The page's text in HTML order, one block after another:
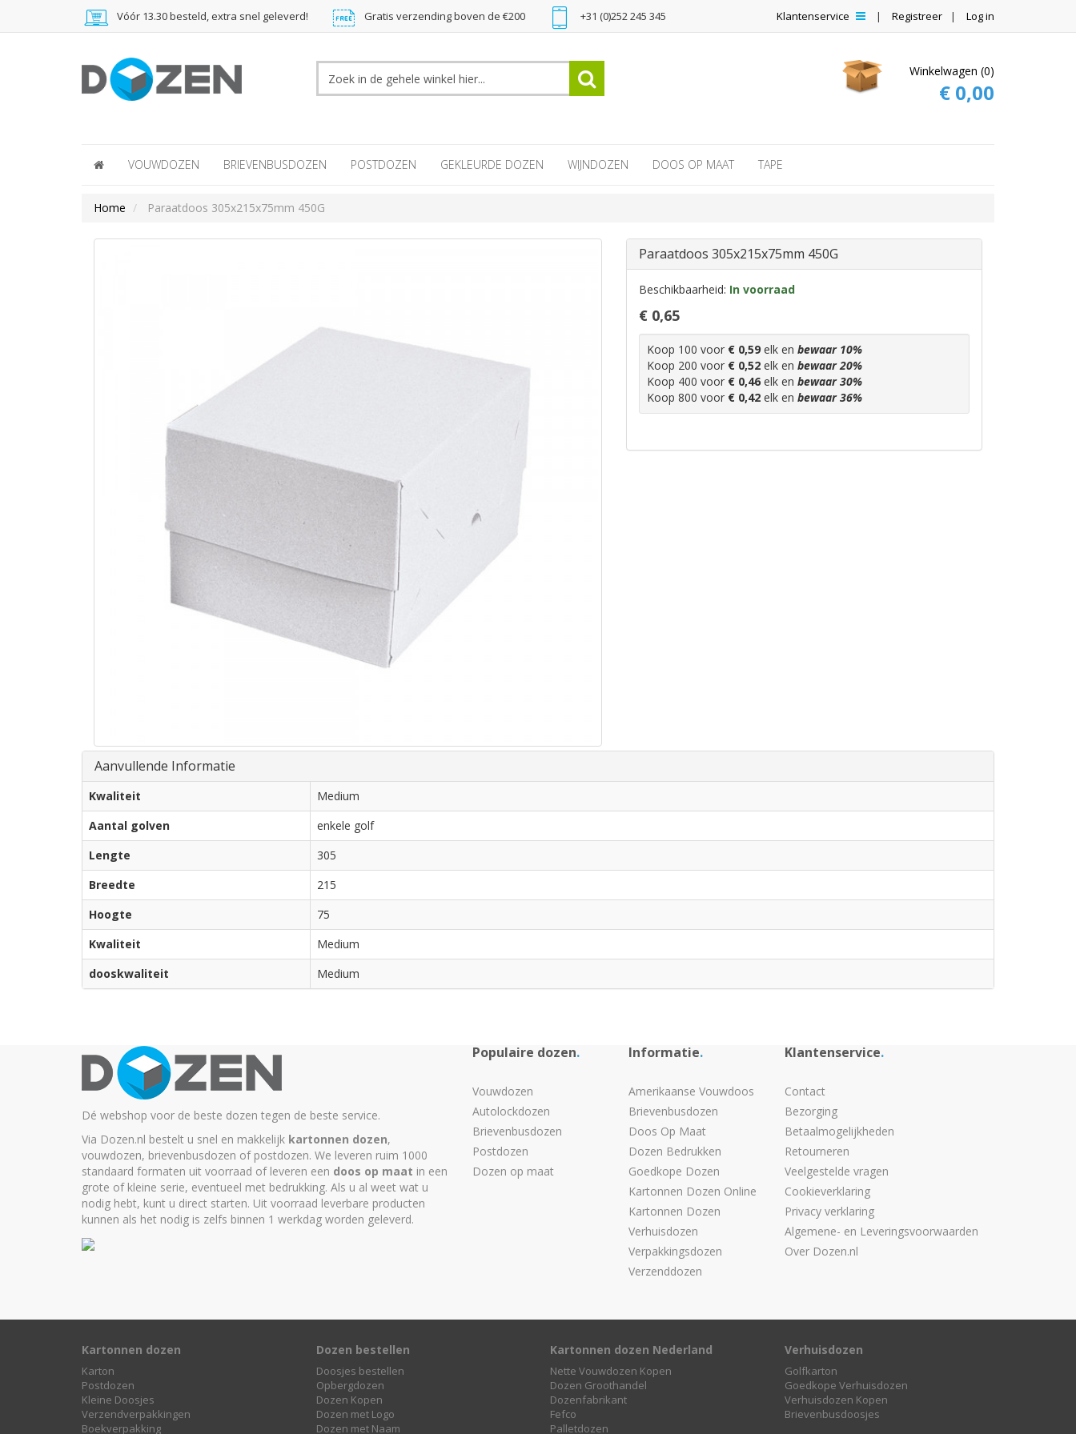
Vóór 13.30 besteld, extra snel geleverd! Gratis verzending boven de €200 +31 (0)252 245 345 Klantenservice Registreer Log in
Winkelwagen (0)
€ 0,00
VOUWDOZEN BRIEVENBUSDOZEN POSTDOZEN GEKLEURDE DOZEN WIJNDOZEN DOOS OP MAAT TAPE
Home Paraatdoos 305x215x75mm 450G
Paraatdoos 305x215x75mm 450G
Beschikbaarheid: In voorraad
€ 0,65
Koop 100 voor € 0,59 elk en bewaar 10%
Koop 200 voor € 0,52 elk en bewaar20%
Koop 400 voor € 0,46 elk en bewaar30%
Koop 800 voor € 0,42 elk en bewaar36%
Aanvullende Informatie
Kwaliteit
Medium
Aantal golven
enkele golf
Lengte
305
Breedte
215
Hoogte
75
Kwaliteit
Medium
dooskwaliteit
Medium
Dé webshop voor de beste dozen tegen de beste service.
Via Dozen.nl bestelt u snel en makkelijk kartonnen dozen,
vouwdozen, brievenbusdozen of postdozen. We leveren ruim 1000
standaard formaten uit voorraad of leveren een doos op maat in een
grote of kleine serie, eventueel met bedrukking. Als u al weet wat u
nodig hebt, kunt u direct starten. Uit voorraad leverbare producten
kunnen als het nodig is zelfs binnen 1 werkdag worden geleverd.
Populaire dozen.
Vouwdozen
Autolockdozen
Brievenbusdozen
Postdozen
Dozen op maat
Informatie.
Amerikaanse Vouwdoos
Brievenbusdozen
Doos Op Maat
Dozen Bedrukken
Goedkope Dozen
Kartonnen Dozen Online
Kartonnen Dozen
Verhuisdozen
Verpakkingsdozen
Verzenddozen
Klantenservice.
Contact
Bezorging
Betaalmogelijkheden
Retourneren
Veelgestelde vragen
Cookieverklaring
Privacy verklaring
Algemene- en Leveringsvoorwaarden
Over Dozen.nl
Kartonnen dozen
Karton
Postdozen
Kleine Doosjes
Verzendverpakkingen
Boekverpakking
Dozen bestellen
Doosjes bestellen
Opbergdozen
Dozen Kopen
Dozen met Logo
Dozen met Naam
Kartonnen dozen Nederland
Nette Vouwdozen Kopen
Dozen Groothandel
Dozenfabrikant
Fefco
Palletdozen
Verhuisdozen
Golfkarton
Goedkope Verhuisdozen
Verhuisdozen Kopen
Brievenbusdoosjes